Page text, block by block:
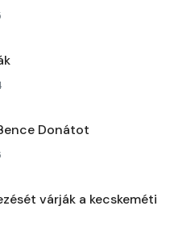
Donátot
várják a kecskeméti